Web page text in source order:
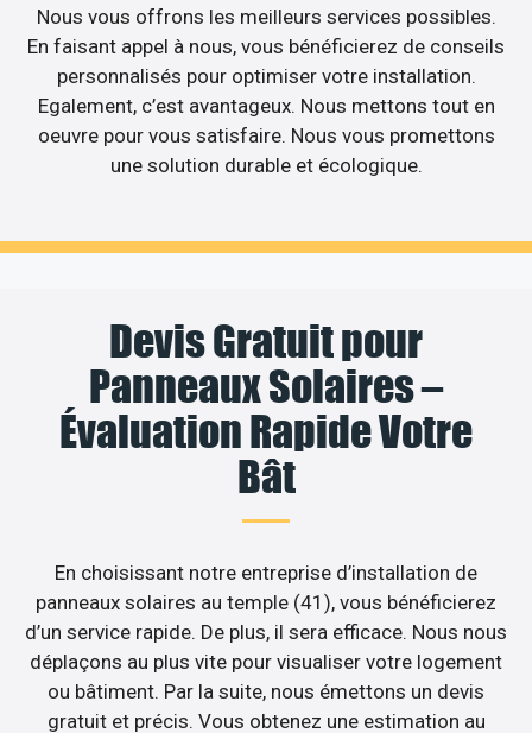
Nous vous offrons les meilleurs services possibles.
En faisant appel à nous, vous bénéficierez de conseils
personnalisés pour optimiser votre installation.
Egalement, c’est avantageux. Nous mettons tout en
oeuvre pour vous satisfaire. Nous vous promettons
une solution durable et écologique.
Devis Gratuit pour
Panneaux Solaires –
Évaluation Rapide Votre
Bât
En choisissant notre entreprise d’installation de
panneaux solaires au temple (41), vous bénéficierez
d’un service rapide. De plus, il sera efficace. Nous nous
déplaçons au plus vite pour visualiser votre logement
ou bâtiment. Par la suite, nous émettons un devis
gratuit et précis. Vous obtenez une estimation au